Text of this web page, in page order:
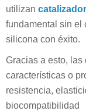
utilizan
fundamental sin el
silicona con éxito.
Gracias a esto,
características o
resistencia,
biocompatibilidad